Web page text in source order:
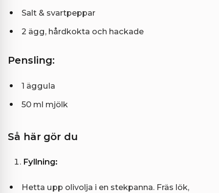
Salt & svartpeppar
2 ägg, hårdkokta och hackade
Pensling:
1 äggula
50 ml mjölk
Så här gör du
Fyllning:
Hetta upp olivolja i en stekpanna. Fräs lök,